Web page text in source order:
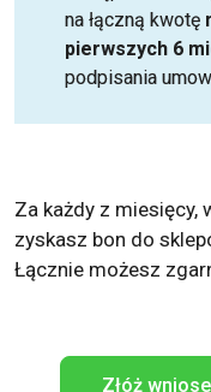
na łączną kwotę
pierwszych 6
podpisania
Za każdy z miesięcy,
zyskasz bon do
Łącznie możesz
Złóż